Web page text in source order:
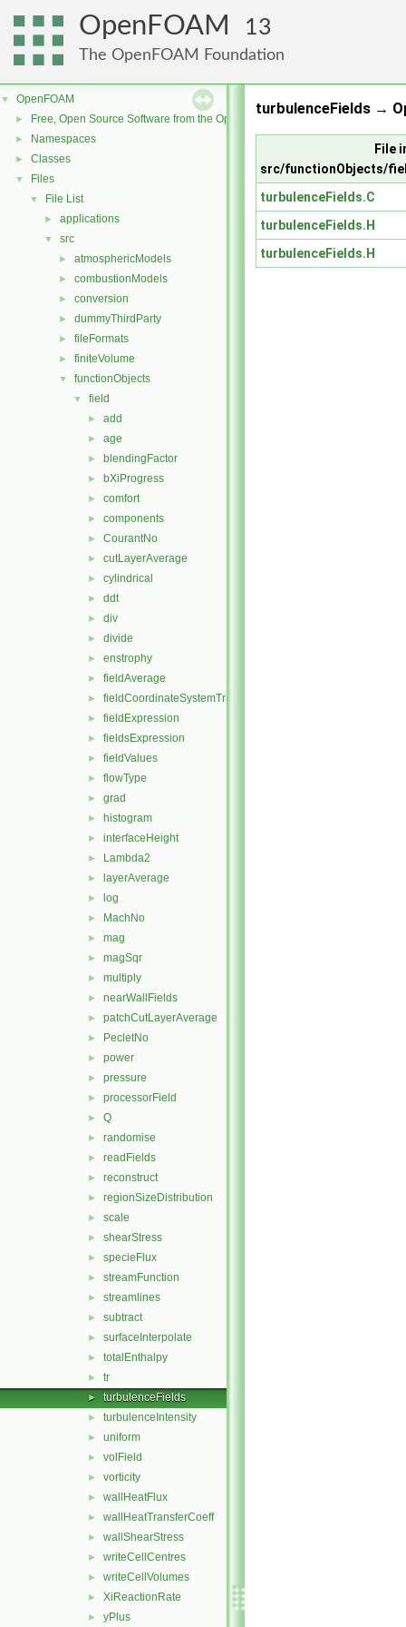
OpenFOAM 13
The OpenFOAM Foundation
▼ OpenFOAM
► Free, Open Source Software from the OpenFOAM Foundation
► Namespaces
► Classes
▼ Files
▼ File List
► applications
▼ src
► atmosphericModels
► combustionModels
► conversion
► dummyThirdParty
► fileFormats
► finiteVolume
▼ functionObjects
▼ field
► add
► age
► blendingFactor
► bXiProgress
► comfort
► components
► CourantNo
► cutLayerAverage
► cylindrical
► ddt
► div
► divide
► enstrophy
► fieldAverage
► fieldCoordinateSystemTransform
► fieldExpression
► fieldsExpression
► fieldValues
► flowType
► grad
► histogram
► interfaceHeight
► Lambda2
► layerAverage
► log
► MachNo
► mag
► magSqr
► multiply
► nearWallFields
► patchCutLayerAverage
► PecletNo
► power
► pressure
► processorField
► Q
► randomise
► readFields
► reconstruct
► regionSizeDistribution
► scale
► shearStress
► specieFlux
► streamFunction
► streamlines
► subtract
► surfaceInterpolate
► totalEnthalpy
► tr
► turbulenceFields
► turbulenceIntensity
► uniform
► volField
► vorticity
► wallHeatFlux
► wallHeatTransferCoeff
► wallShearStress
► writeCellCentres
► writeCellVolumes
► XiReactionRate
► yPlus
turbulenceFields →
File
src/functionObjects/
turbulenceFields.C
turbulenceFields.H
turbulenceFields.H